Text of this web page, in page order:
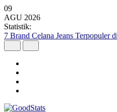
09
AGU 2026
Statistik:
Wilayah dengan Pertumbuhan